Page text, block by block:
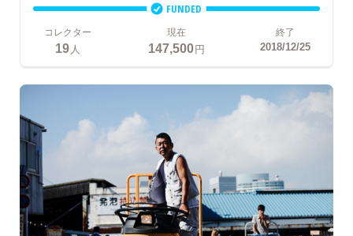
FUNDED
コレクター
19人
現在
147,500円
終了
2018/12/25